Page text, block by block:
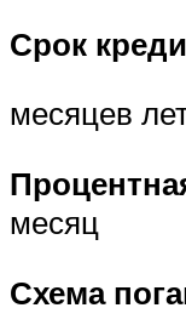
Срок
месяцев
месяц
Схема